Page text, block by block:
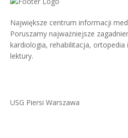
Największe centrum informacji
Poruszamy najważniejsze
kardiologia, rehabilitacja, ortopedia
lektury.
USG Piersi Warszawa